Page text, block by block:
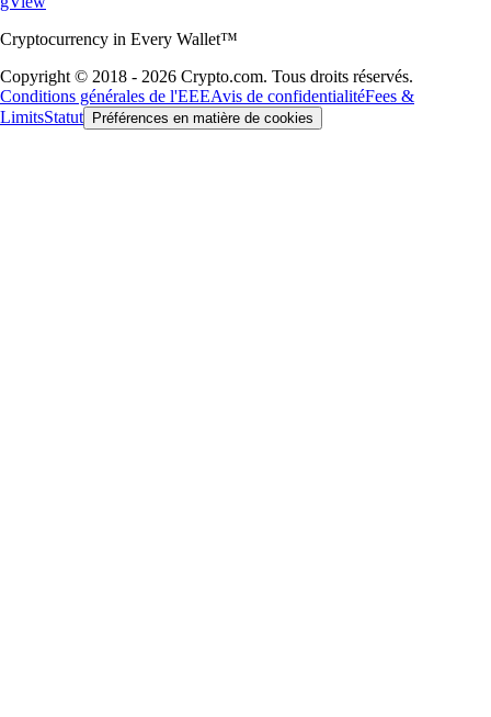
Cryptocurrency in Every Wallet™
Copyright © 2018 - 2026 Crypto.com. Tous droits réservés.
Conditions générales de l'EEEAvis de confidentialitéFees &
LimitsStatut Préférences en matière de cookies